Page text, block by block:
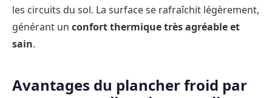
les circuits du sol. La surface se rafraîchit légèrement,
générant un confort thermique très agréable et
sain.
Avantages du plancher froid par